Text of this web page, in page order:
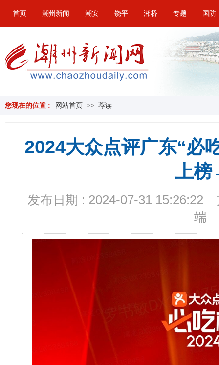
首页 潮州新闻 潮安 饶平 湘桥 专题 国防
您现在的位置 : 网站首页 >> 荐读
2024大众点评广东“必
上
发布日期 : 2024-07-31 15:26:22
端